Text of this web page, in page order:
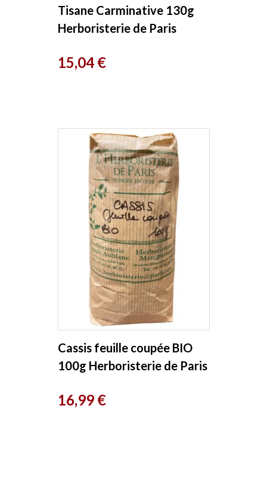
Tisane Carminative 130g
Herboristerie de Paris
Prix
15,04 €
Cassis feuille coupée BIO
100g Herboristerie de Paris
Prix
16,99 €